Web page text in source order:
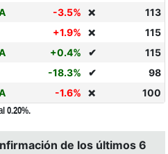
-3.5% ❌
113
+1.9% ❌
115
+0.4% ✔
115
-18.3% ✔
98
-1.6% ❌ 100
0.20%.
de los últimos 6